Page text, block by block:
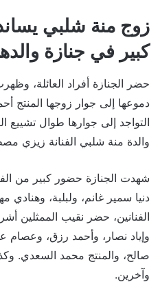
زوج منة شلبي
كبير في جنازة
حضر الجنازة أفراد العائلة،
دموعها إلى جوار زوجها المنتج
التواجد إلى جوارها طوال تشييع
والدة منة شلبي الفنانة زيزي
شهدت الجنازة حضور كبير من
دنيا سمير غانم، ولبلبة، وهنادي
الفنانين، حضر نقيب الممثلين
وإياد نصار، وأحمد رزق،
صالح، والمنتج محمد السعدي.
وآخرين.